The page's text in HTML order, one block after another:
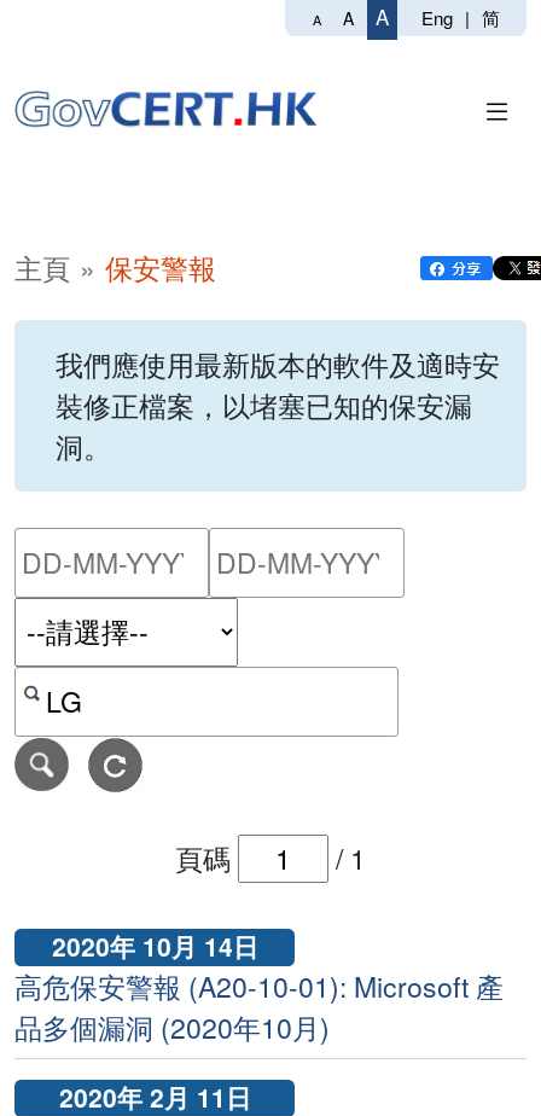
A A A Eng | 简
主頁 保安警報
我們應使用最新版本的軟件及適時安
裝修正檔案，以堵塞已知的保安漏
洞。
請輸入搜尋日期範圍的開
按關鍵字或 CVE ID 搜尋保安警報
頁碼 / 1
2020年 10月 14日
高危保安警報 (A20-10-01): Microsoft 產
品多個漏洞 (2020年10月)
2020年 2月 11日